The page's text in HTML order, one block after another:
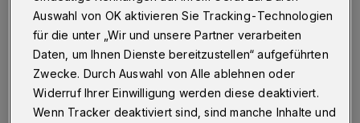
Wuppertal·Der Wuppertaler Stadtrat tritt am Dienstag
(21. Juni 2022) zum letzten Mal vor der Sommerpause
zusammen. Sitzungsbeginn ist um 16 Uhr im Ratssaal
des Rathauses in Barmen.
Auswahl von OK aktivieren Sie Tracking-Technologien
für die unter „Wir und unsere Partner verarbeiten
Daten, um Ihnen Dienste bereitzustellen“ aufgeführten
Zwecke. Durch Auswahl von Alle ablehnen oder
Widerruf Ihrer Einwilligung werden diese deaktiviert.
Wenn Tracker deaktiviert sind, sind manche Inhalte und